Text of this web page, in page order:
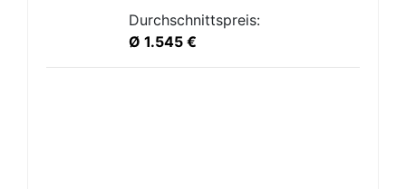
Durchschnittspreis:
Ø 1.545 €